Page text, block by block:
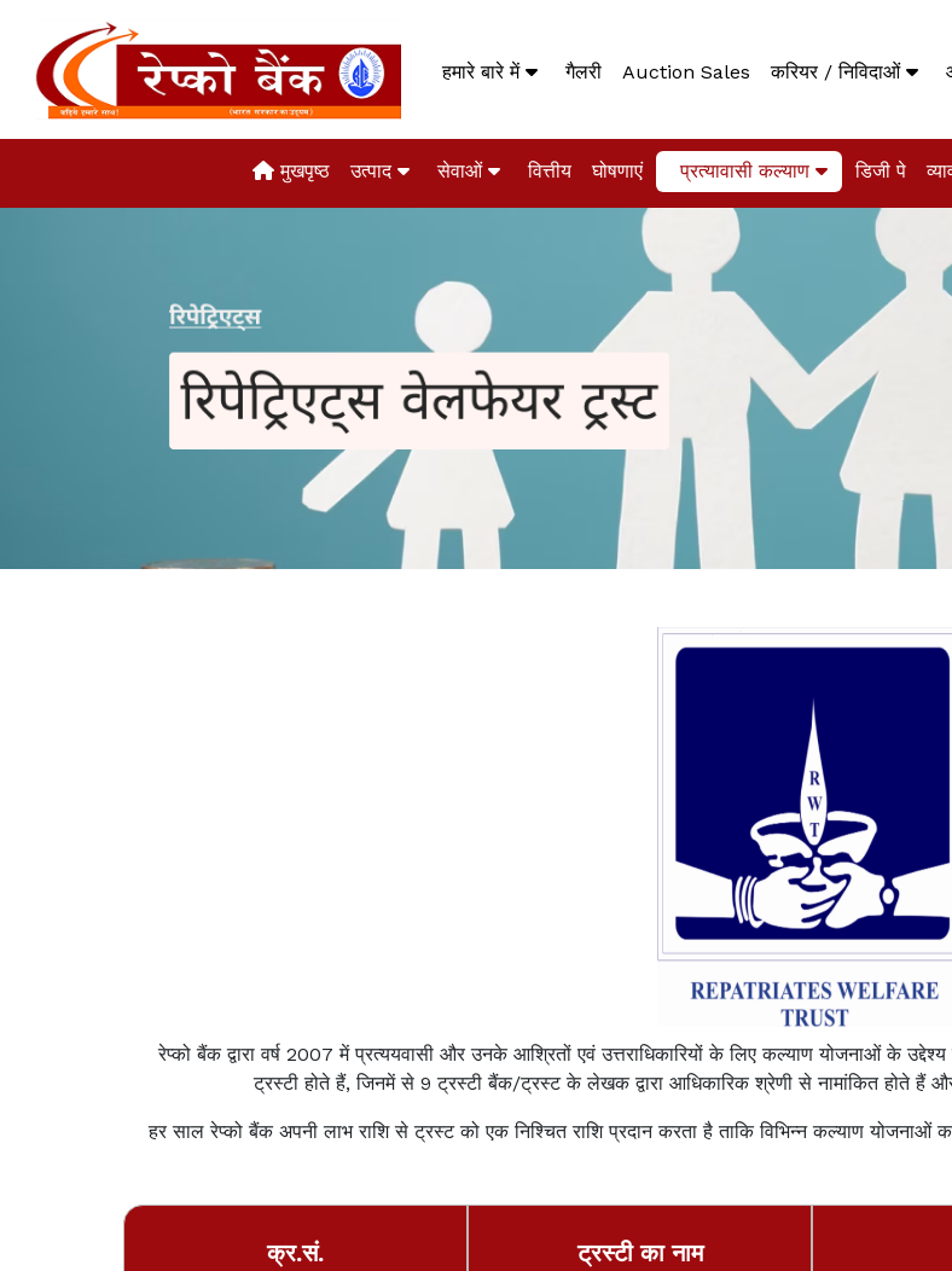
हमारे बारे में गैलरी Auction Sales करियर / निविदाओं
मुखपृष्ठ उत्पाद सेवाओं वित्तीय घोषणाएं प्रत्यावासी कल्याण डिजी पे
रेप्को बैंक द्वारा वर्ष 2007 में प्रत्ययवासी और उनके आश्रितों एवं उत्तराधिकारियों के लिए कल्याण योजनाओं के
ट्रस्टी होते हैं, जिनमें से 9 ट्रस्टी बैंक/ट्रस्ट के लेखक द्वारा आधिकारिक श्रेणी से नामांकित होते हैं
हर साल रेप्को बैंक अपनी लाभ राशि से ट्रस्ट को एक निश्चित राशि प्रदान करता है ताकि विभिन्न कल्याण
क्र.सं. ट्रस्टी का नाम